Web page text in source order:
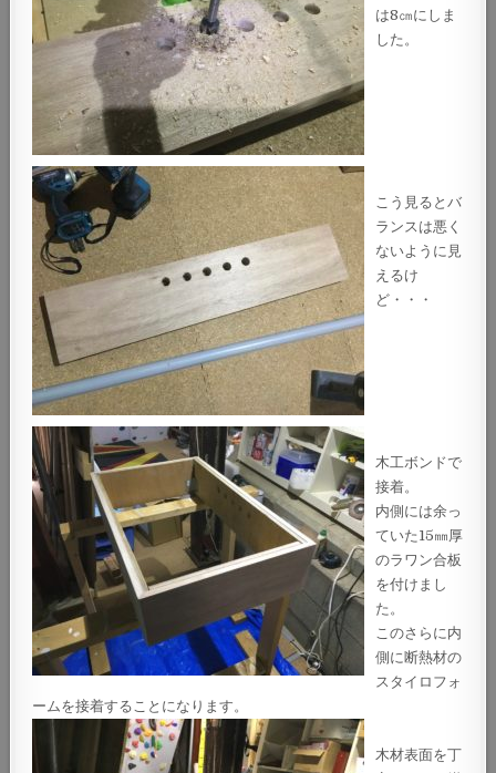
は8㎝にしま
した。
こう見るとバ
ランスは悪く
ないように見
えるけ
ど・・・
木工ボンドで
接着。
内側には余っ
ていた15㎜厚
のラワン合板
を付けまし
た。
このさらに内
側に断熱材の
スタイロフォ
ームを接着することになります。
木材表面を丁